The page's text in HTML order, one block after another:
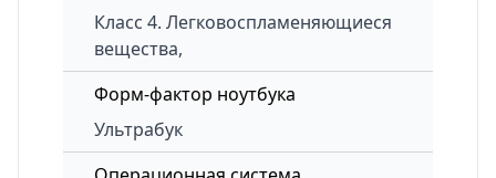
Класс 4. Легковоспламеняющиеся
вещества,
Форм-фактор ноутбука
Ультрабук